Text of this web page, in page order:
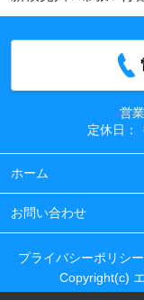
営
定休日：
ホーム
お問い合わせ
プライバシーポリシー
Copyright(c)